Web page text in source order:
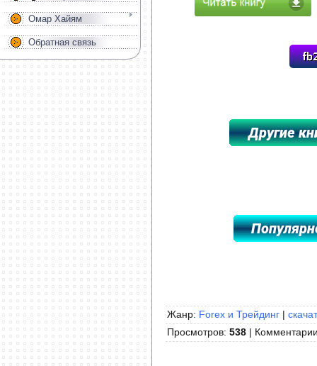
Омар Хайям
Обратная связь
Жанр: Forex и Трейдинг |
Просмотров: 538 |